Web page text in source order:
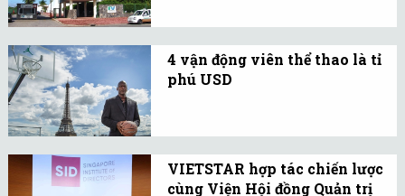
van động mạch chủ qua
da (TAVI) để điều trị hẹp
4 vận động viên thể thao là tỉ
phú USD
kịp Michael Jordan,
LeBron James và Tiger
VIETSTAR hợp tác chiến lược
cùng Viện Hội đồng Quản trị